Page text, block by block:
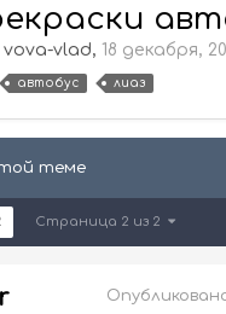
vova-vlad, 18 декабря,
автобус лиаз
теме
Страница 2 из 2